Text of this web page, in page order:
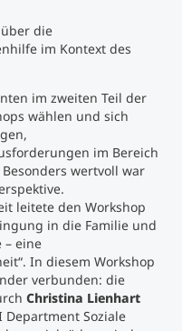
über die
im Kontext des
im zweiten Teil der
wählen und sich
im Bereich
wertvoll war
leitete den Workshop
in die Familie und
– eine
In diesem Workshop
verbunden: die
Christina Lienhart
Department Soziale